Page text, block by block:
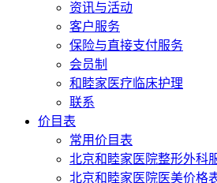
资讯与活动
客户服务
保险与直接支付服务
会员制
和睦家医疗临床护理
联系
价目表
常用价目表
北京和睦家医院整形外科
北京和睦家医院医美价格